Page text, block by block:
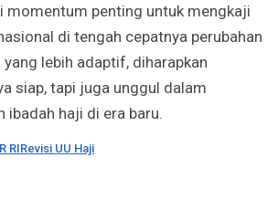
momentum penting untuk mengkaji
di tengah cepatnya perubahan
yang lebih adaptif, diharapkan
siap, tapi juga unggul dalam
ibadah haji di era baru.
RIRevisi UU Haji